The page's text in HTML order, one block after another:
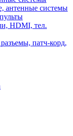
антенные системы
HDMI, тел.
патч-корд,